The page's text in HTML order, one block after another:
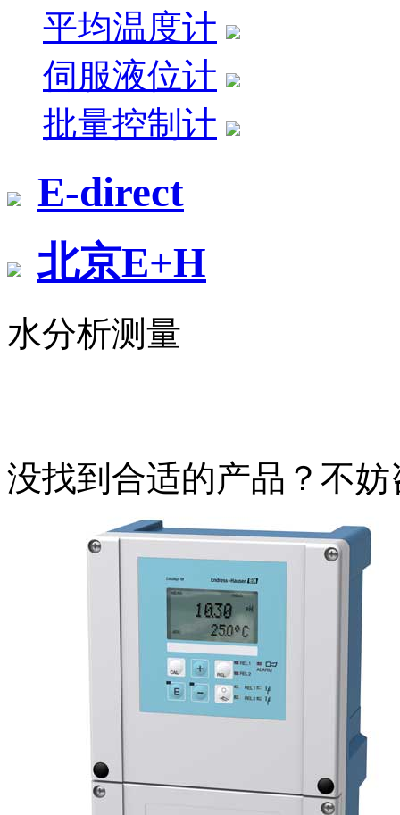
平均温度计
伺服液位计
批量控制计
E-direct
北京E+H
水分析测量
没找到合适的产品？不